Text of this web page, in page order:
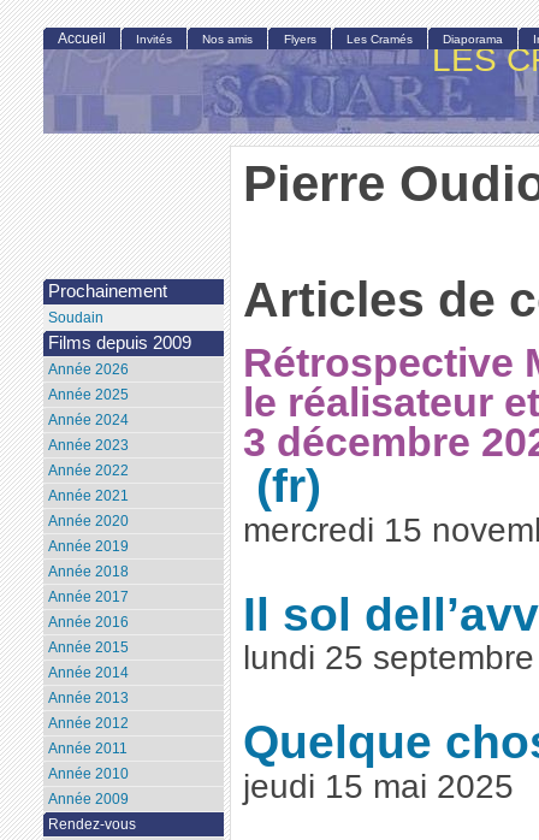
LES
Pierre
Articles de
Rétrospective
le réalisateur
3 décembre
mercredi 15
Il sol
lundi 25
Quelque
jeudi 15 mai 2025
Accueil Invités Nos amis Flyers Les Cramés Diaporama
Prochainement
Soudain
Films depuis 2009
Année 2026
Année 2025
Année 2024
Année 2023
Année 2022
Année 2021
Année 2020
Année 2019
Année 2018
Année 2017
Année 2016
Année 2015
Année 2014
Année 2013
Année 2012
Année 2011
Année 2010
Année 2009
Rendez-vous